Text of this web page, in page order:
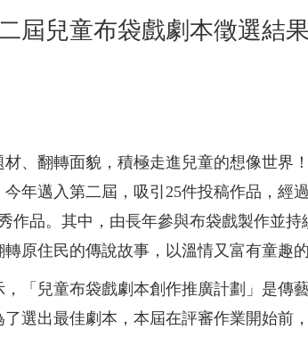
屆兒童布袋戲劇本徵選結
、翻轉面貌，積極走進兒童的想像世界
年邁入第二屆，吸引25件投稿作品，經
作品。其中，由長年參與布袋戲製作並
原住民的傳說故事，以溫情又富有童趣
「兒童布袋戲劇本創作推廣計劃」是傳
選出最佳劇本，本屆在評審作業開始前